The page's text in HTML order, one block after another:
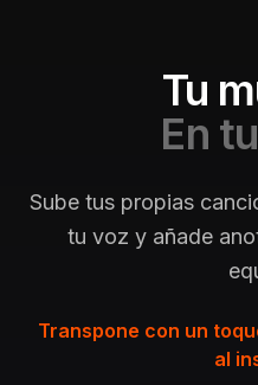
Tu
En
Sube tus propias
tu voz y añade
Transpone con un
al